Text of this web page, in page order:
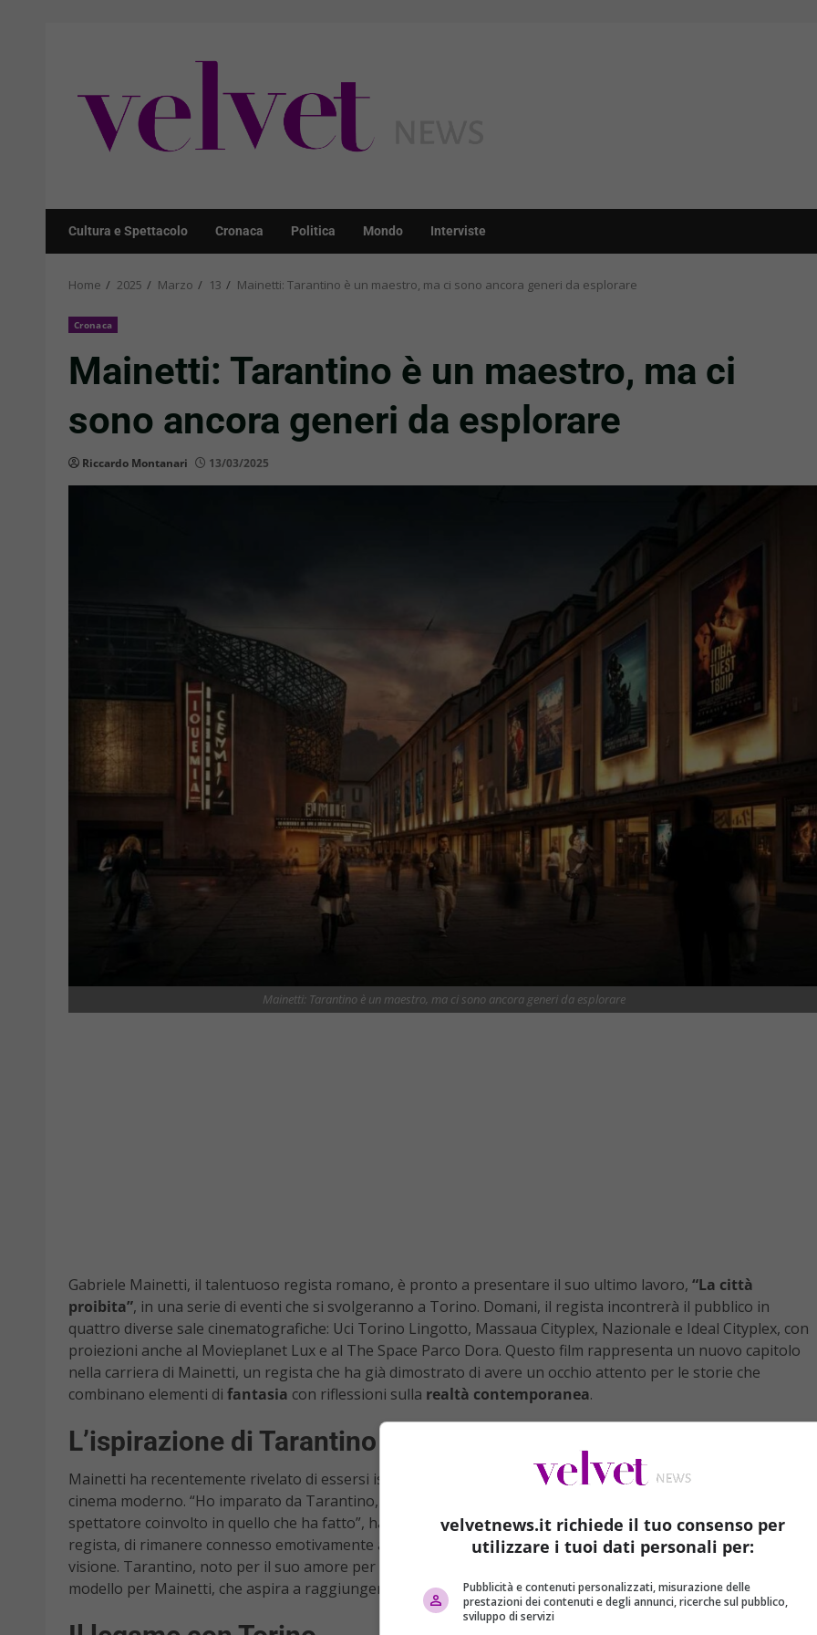
Cultura e Spettacolo Cronaca Politica Mondo Interviste
Home 2025 Marzo 13 Mainetti: Tarantino è un maestro, ma ci sono ancora generi da esplorare
Cronaca
Mainetti: Tarantino è un maestro, ma ci
sono ancora generi da esplorare
Riccardo Montanari 13/03/2025
Mainetti: Tarantino è un maestro, ma ci sono ancora generi da esplorare
Gabriele Mainetti, il talentuoso regista romano, è pronto a presentare il suo ultimo lavoro, “La città
proibita”, in una serie di eventi che si svolgeranno a Torino. Domani, il regista incontrerà il pubblico in
quattro diverse sale cinematografiche: Uci Torino Lingotto, Massaua Cityplex, Nazionale e Ideal Cityplex, con
proiezioni anche al Movieplanet Lux e al The Space Parco Dora. Questo film rappresenta un nuovo capitolo
nella carriera di Mainetti, un regista che ha già dimostrato di avere un occhio attento per le storie che
combinano elementi di fantasia con riflessioni sulla realtà contemporanea.
L’ispirazione di Tarantino
Mainetti ha recentemente rivelato di essersi ispirato a Quentin Tarantino, uno dei registi più influenti del
cinema moderno. “Ho imparato da Tarantino, quando l’ho incontrato, che un regista deve essere uno
spettatore coinvolto in quello che ha fatto”, ha dichiarato. Questa affermazione sottolinea l’importanza, per il
regista, di rimanere connesso emotivamente ai propri lavori, sia durante la fase di creazione che in quella di
visione. Tarantino, noto per il suo amore per il cinema e la sua capacità di intrattenere il pubblico, è un
modello per Mainetti, che aspira a raggiungere un simile livello di coinvolgimento e passione.
velvetnews.it richiede il tuo consenso per
utilizzare i tuoi dati personali per:
Pubblicità e contenuti personalizzati, misurazione delle
prestazioni dei contenuti e degli annunci, ricerche sul pubblico,
sviluppo di servizi